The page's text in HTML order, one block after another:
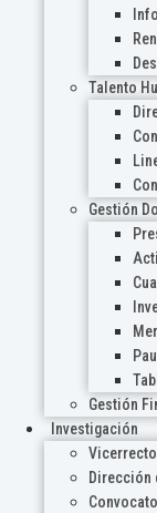
Talento
Gestión
Gestión
Investigación
Dirección